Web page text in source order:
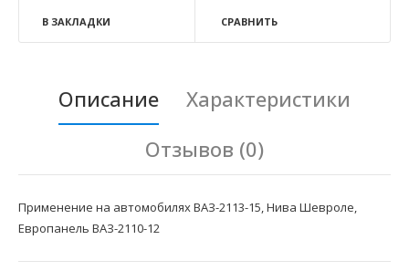
В ЗАКЛАДКИ СРАВНИТЬ
Описание
Характеристики
Отзывов (0)
Применение на автомобилях ВАЗ-2113-15, Нива Шевроле,
Европанель ВАЗ-2110-12